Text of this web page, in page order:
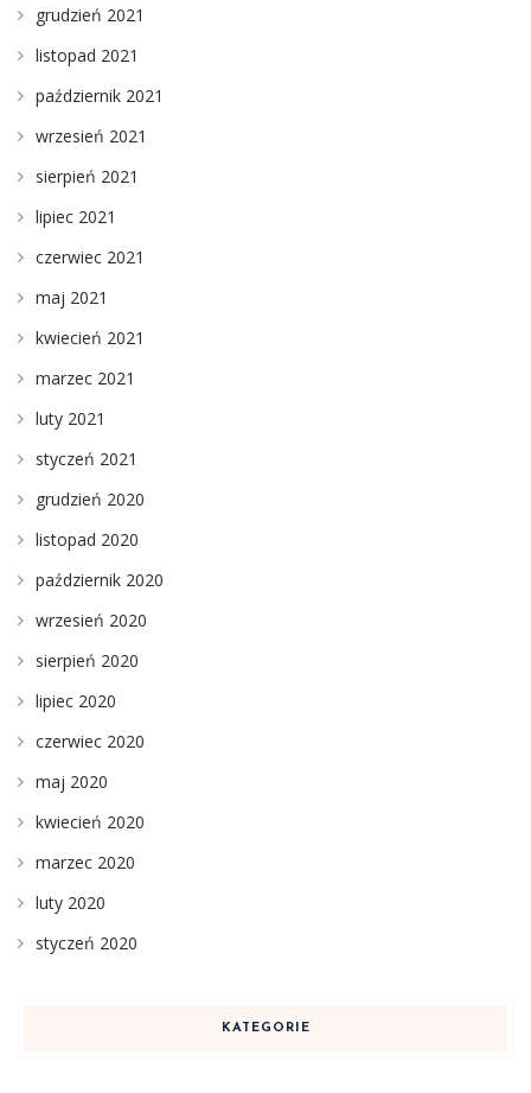
grudzień 2021
listopad 2021
październik 2021
wrzesień 2021
sierpień 2021
lipiec 2021
czerwiec 2021
maj 2021
kwiecień 2021
marzec 2021
luty 2021
styczeń 2021
grudzień 2020
listopad 2020
październik 2020
wrzesień 2020
sierpień 2020
lipiec 2020
czerwiec 2020
maj 2020
kwiecień 2020
marzec 2020
luty 2020
styczeń 2020
KATEGORIE